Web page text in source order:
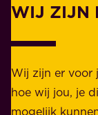
Z
k
e
l
i
i
h
e
WIJ ZIJN
Wij zijn er voor
hoe wij jou, je
mogelijk